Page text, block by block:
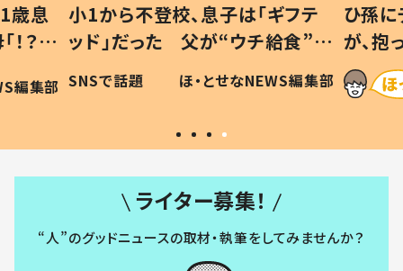
歳息
？」
編集部
小1から不登校、息子は「ギフテ
ッド」だった 父が“ウチ給食”を
作り続ける理由とは #令和の親
#令和の子
SNSで話題 ほ・とせなNEWS編集部
ひ孫
が、
「涙が
い」
ライター募集！
“人”のグッドニュースの取材・執筆をしてみませんか？